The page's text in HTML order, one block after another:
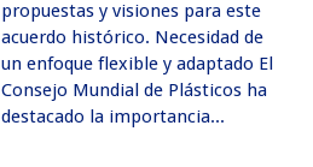
propuestas y visiones para este
acuerdo histórico. Necesidad de
un enfoque flexible y adaptado El
Consejo Mundial de Plásticos ha
destacado la importancia...